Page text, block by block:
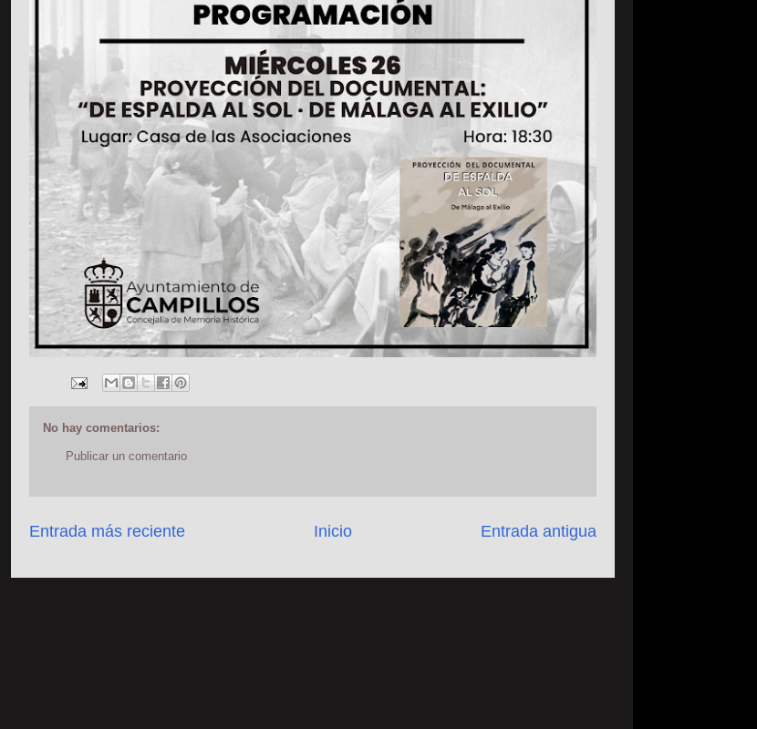
No hay comentarios:
Publicar un comentario
Entrada más reciente Entrada antigua
Inicio